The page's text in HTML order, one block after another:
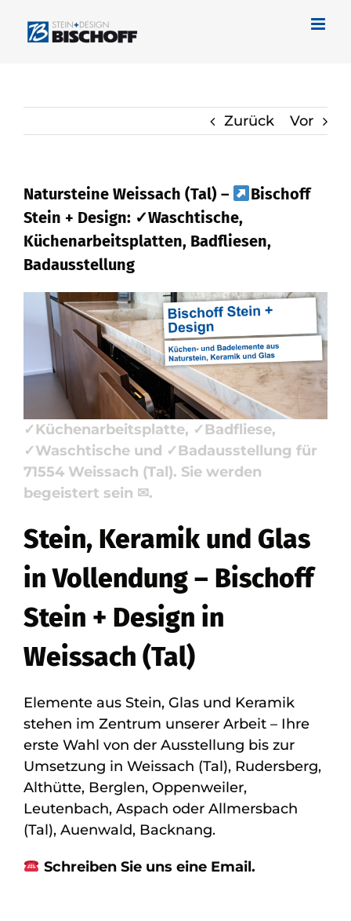
Inhalt
Zurück Vor
Natursteine Weissach (Tal) –
Bischoff
Stein + Design: ✓Waschtische,
Küchenarbeitsplatten, Badfliesen,
Badausstellung
Naturstein für Weissach (Tal) –
entdecken bei
Bischoff Stein + Design
und ✓Badfliese, Küchenarbeitsplatte,
Waschtische, Badausstellung.
Bischoff Stein + Design, Ihr Steinmetz &
Natursteinbauer: ✓Naturstein,
✓Küchenarbeitsplatte, ✓Badfliese,
✓Waschtische und ✓Badausstellung für
71554 Weissach (Tal). Sie werden
begeistert sein ✉.
Stein, Keramik und Glas
in Vollendung – Bischoff
Stein + Design in
Weissach (Tal)
Elemente aus Stein, Glas und Keramik
stehen im Zentrum unserer Arbeit – Ihre
erste Wahl von der Ausstellung bis zur
Umsetzung in Weissach (Tal), Rudersberg,
Althütte, Berglen, Oppenweiler,
Leutenbach, Aspach oder Allmersbach
(Tal), Auenwald, Backnang.
Schreiben Sie uns eine Email.